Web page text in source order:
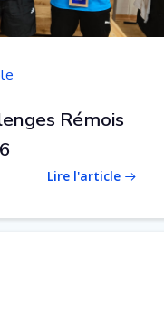
Rémois
Lire l'article